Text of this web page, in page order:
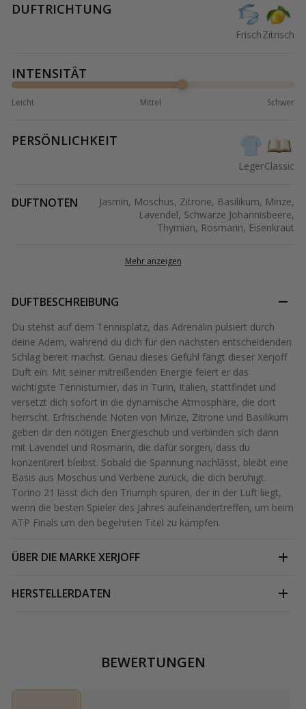
DUFTRICHTUNG
FrischZitrisch
INTENSITÄT
Leicht Mittel Schwer
PERSÖNLICHKEIT
LegerClassic
DUFTNOTEN
Jasmin, Moschus, Zitrone, Basilikum, Minze,
Lavendel, Schwarze Johannisbeere,
Thymian, Rosmarin, Eisenkraut
Mehr anzeigen
DUFTBESCHREIBUNG
Du stehst auf dem Tennisplatz, das Adrenalin pulsiert durch
deine Adern, während du dich für den nächsten entscheidenden
Schlag bereit machst. Genau dieses Gefühl fängt dieser Xerjoff
Duft ein. Mit seiner mitreißenden Energie feiert er das
wichtigste Tennisturnier, das in Turin, Italien, stattfindet und
versetzt dich sofort in die dynamische Atmosphäre, die dort
herrscht. Erfrischende Noten von Minze, Zitrone und Basilikum
geben dir den nötigen Energieschub und verbinden sich dann
mit Lavendel und Rosmarin, die dafür sorgen, dass du
konzentirert bleibst. Sobald die Spannung nachlässt, bleibt eine
Basis aus Moschus und Verbene zurück, die dich beruhigt.
Torino 21 lässt dich den Triumph spüren, der in der Luft liegt,
wenn die besten Spieler des Jahres aufeinandertreffen, um beim
ATP Finals um den begehrten Titel zu kämpfen.
ÜBER DIE MARKEXERJOFF
HERSTELLERDATEN
BEWERTUNGEN